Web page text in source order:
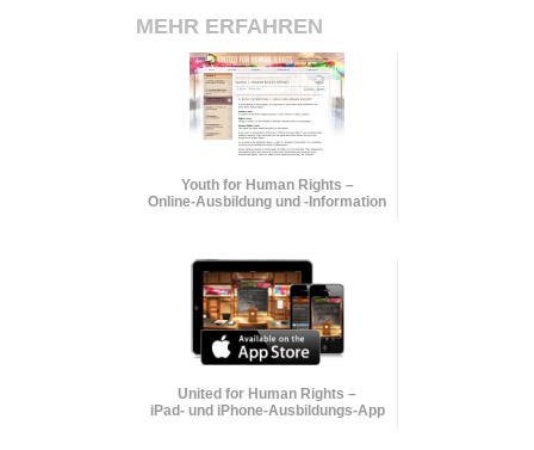
MEHR ERFAHREN
Youth for Human Rights –
Online-Ausbildung und-Information
United for Human Rights –
iPad- und iPhone-Ausbildungs-App